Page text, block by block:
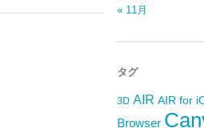
« 11月
タグ
3D AIR AIR for
Browser